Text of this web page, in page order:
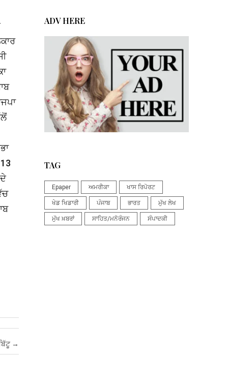
→
ADV HERE
TAG
Epaper ਅਮਰੀਕਾ ਖਾਸ ਰਿਪੋਰਟ
ਖੇਡ ਖਿਡਾਰੀ ਪੰਜਾਬ ਭਾਰਤ ਮੁੱਖ ਲੇਖ
ਮੁੱਖ ਖ਼ਬਰਾਂ ਸਾਹਿਤ/ਮਨੋਰੰਜਨ ਸੰਪਾਦਕੀ